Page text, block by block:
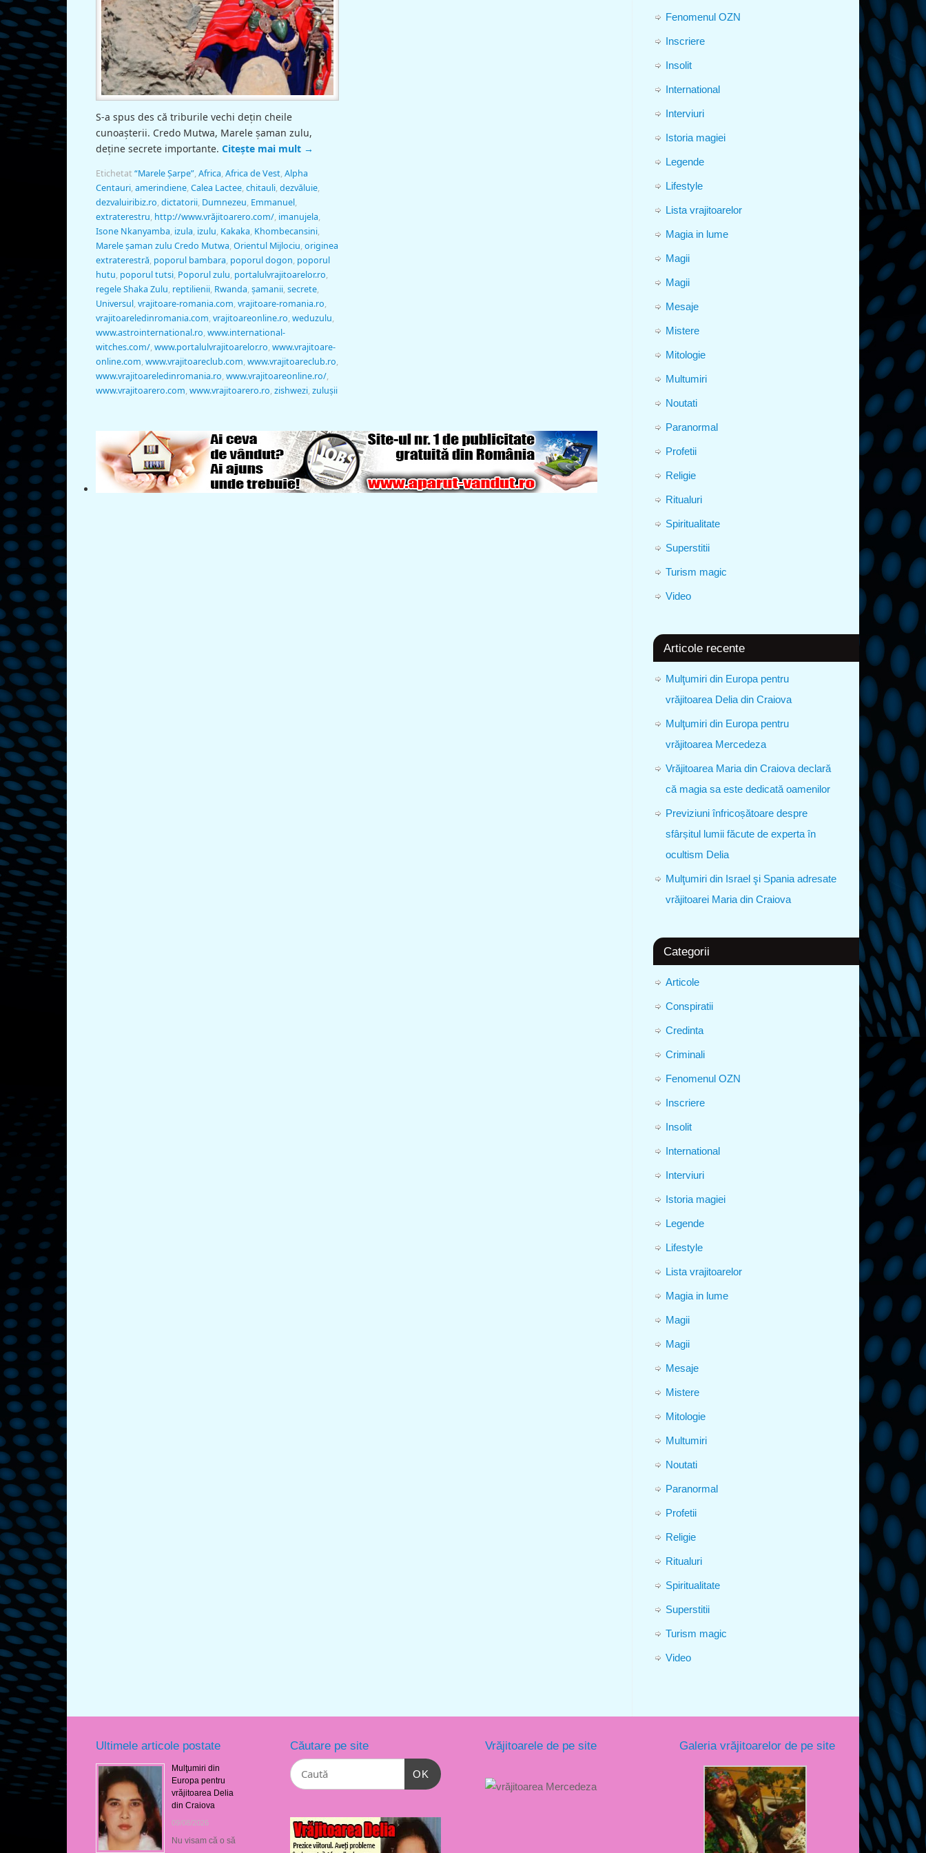
S-a spus des că triburile vechi deţin cheile
cunoaşterii. Credo Mutwa, Marele şaman zulu,
deţine secrete importante. Citește mai mult →
Etichetat “Marele Şarpe”,Africa,Africa de Vest,Alpha
Centauri,amerindiene,Calea Lactee,chitauli,dezvăluie,
dezvaluiribiz.ro,dictatorii, Dumnezeu, Emmanuel,
extraterestru, http://www.vrăjitoarero.com/, imanujela,
Isone Nkanyamba, izula, izulu, Kakaka, Khombecansini,
Marele şaman zulu Credo Mutwa,Orientul Mijlociu,originea
extraterestră, poporul bambara, poporul dogon, poporul
hutu, poporul tutsi, Poporul zulu, portalulvrajitoarelor.ro,
regele Shaka Zulu, reptilienii, Rwanda,şamanii,secrete,
Universul,vrajitoare-romania.com,vrajitoare-romania.ro,
vrajitoareledinromania.com,vrajitoareonline.ro,weduzulu,
www.astrointernational.ro,www.international-
witches.com/,www.portalulvrajitoarelor.ro,www.vrajitoare-
online.com,www.vrajitoareclub.com,www.vrajitoareclub.ro,
www.vrajitoareledinromania.ro,www.vrajitoareonline.ro/,
www.vrajitoarero.com,www.vrajitoarero.ro,zishwezi,zuluşii
Fenomenul OZN
Inscriere
Insolit
International
Interviuri
Istoria magiei
Legende
Lifestyle
Lista vrajitoarelor
Magia in lume
Magii
Magii
Mesaje
Mistere
Mitologie
Multumiri
Noutati
Paranormal
Profetii
Religie
Ritualuri
Spiritualitate
Superstitii
Turism magic
Video
Articole recente
Mulţumiri din Europa pentru
vrăjitoarea Delia din Craiova
Mulţumiri din Europa pentru
vrăjitoarea Mercedeza
Vrăjitoarea Maria din Craiova declară
că magia sa este dedicată oamenilor
Previziuni înfricoșătoare despre
sfârșitul lumii făcute de experta în
ocultism Delia
Mulţumiri din Israel şi Spania adresate
vrăjitoarei Maria din Craiova
Categorii
Articole
Conspiratii
Credinta
Criminali
Fenomenul OZN
Inscriere
Insolit
International
Interviuri
Istoria magiei
Legende
Lifestyle
Lista vrajitoarelor
Magia in lume
Magii
Magii
Mesaje
Mistere
Mitologie
Multumiri
Noutati
Paranormal
Profetii
Religie
Ritualuri
Spiritualitate
Superstitii
Turism magic
Video
Ultimele articole postate
Mulţumiri din
Europa pentru
vrăjitoarea Delia
din Craiova
09/08/2026
Nu visam că o să
Căutare pe site
OK
Vrăjitoarele de pe site Galeria vrăjitoarelor de pe site